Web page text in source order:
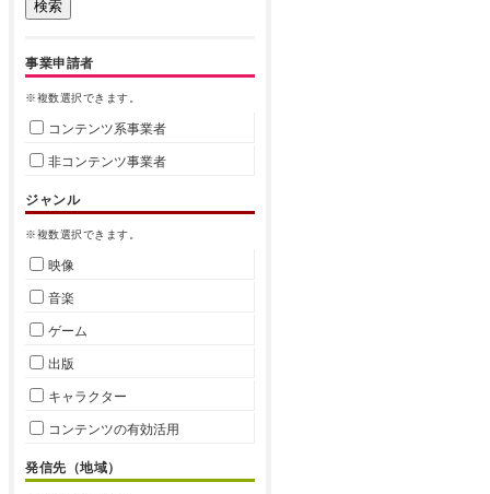
事業申請者
※複数選択できます。
コンテンツ系事業者
非コンテンツ事業者
ジャンル
※複数選択できます。
映像
音楽
ゲーム
出版
キャラクター
コンテンツの有効活用
発信先（地域）